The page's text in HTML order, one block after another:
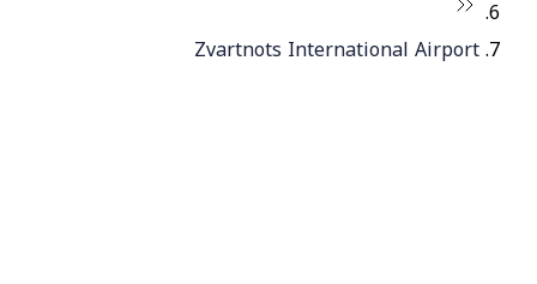
Zvartnots International Airport